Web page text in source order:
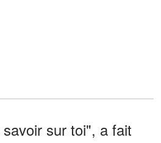
sur toi", a fait